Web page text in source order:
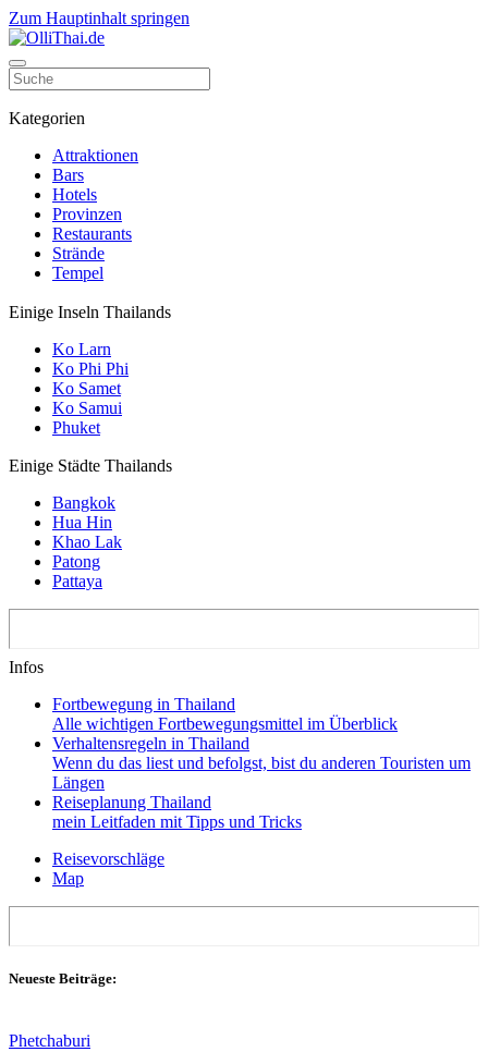
Zum Hauptinhalt springen
Kategorien
Attraktionen
Bars
Hotels
Provinzen
Restaurants
Strände
Tempel
Einige Inseln Thailands
Ko Larn
Ko Phi Phi
Ko Samet
Ko Samui
Phuket
Einige Städte Thailands
Bangkok
Hua Hin
Khao Lak
Patong
Pattaya
Infos
Fortbewegung in Thailand
Alle wichtigen Fortbewegungsmittel im Überblick
Verhaltensregeln in Thailand
Wenn du das liest und befolgst, bist du anderen Touristen um
Längen
Reiseplanung Thailand
mein Leitfaden mit Tipps und Tricks
Reisevorschläge
Map
Neueste Beiträge:
Phetchaburi